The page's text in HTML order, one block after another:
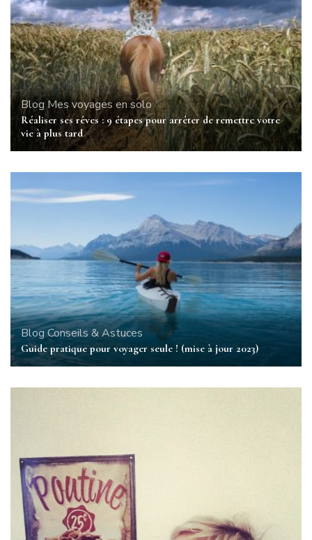
Blog Mes voyages en solo
Réaliser ses rêves : 9 étapes pour arrêter de remettre votre
vie à plus tard
BlogConseils & Astuces
Guide pratique pour voyager seule ! (mise à jour 2023)